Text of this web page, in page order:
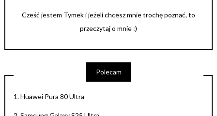
Cześć jestem Tymek i jeżeli chcesz mnie trochę poznać, to
przeczytaj o mnie :)
Polecam
1.Huawei Pura 80 Ultra